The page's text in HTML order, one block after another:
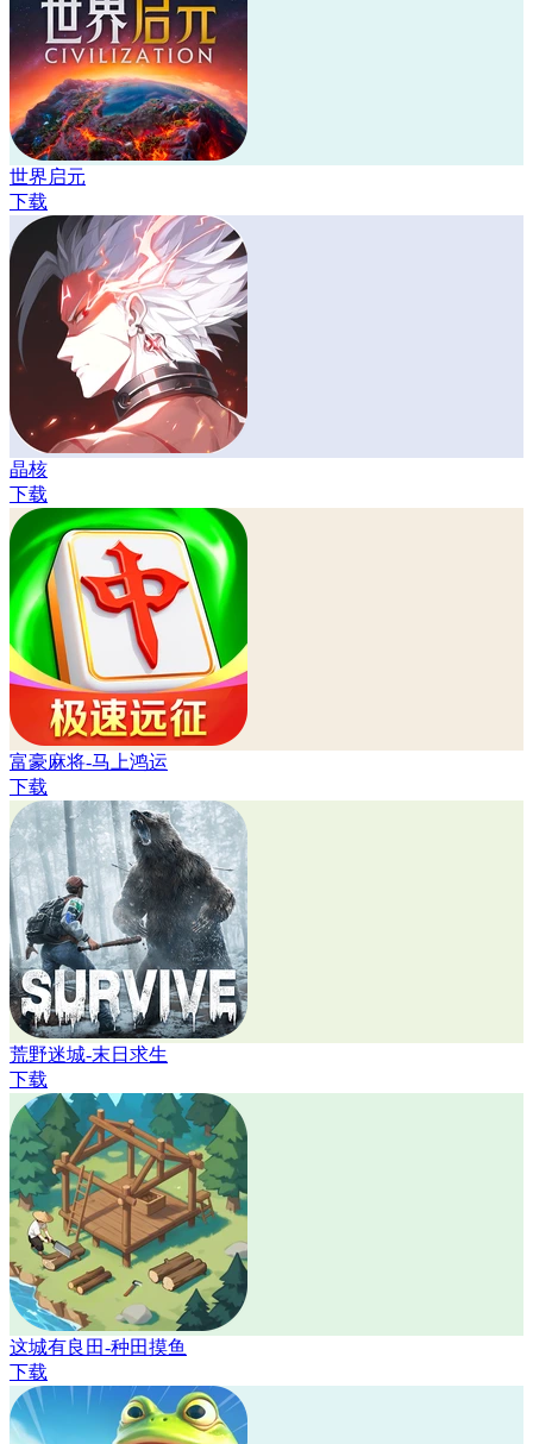
世界启元
下载
晶核
下载
富豪麻将-马上鸿运
下载
荒野迷城-末日求生
下载
这城有良田-种田摸鱼
下载